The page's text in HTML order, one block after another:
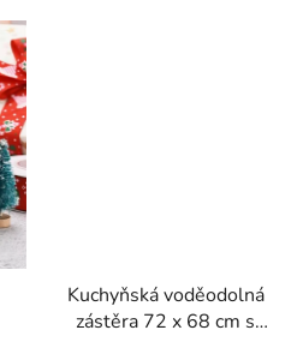
Kuchyňská voděodolná
zástěra 72 x 68 cm s